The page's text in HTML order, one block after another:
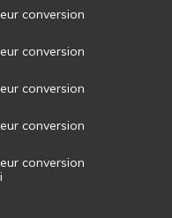
conversion
conversion
conversion
conversion
conversion